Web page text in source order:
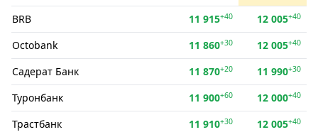
BRB 11 915+40 12 005+40
Octobank 11 860+30 12 005+40
Садерат Банк 11 870+20 11 990+30
Туронбанк 11 900+60 12 000+40
Трастбанк 11 910+30 12 005+40